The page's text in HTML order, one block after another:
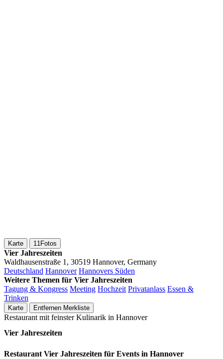
Karte 11Fotos
Vier Jahreszeiten
Waldhausenstraße 1, 30519 Hannover, Germany
Deutschland Hannover Hannovers Süden
Weitere Themen für Vier Jahreszeiten
Tagung & Kongress Meeting Hochzeit Privatanlass Essen &
Trinken
Karte Entfernen Merkliste
Restaurant mit feinster Kulinarik in Hannover
Vier Jahreszeiten
Restaurant Vier Jahreszeiten für Events in Hannover